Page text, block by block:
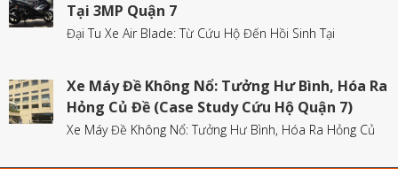
Tại 3MP Quận 7
Đại Tu Xe Air Blade: Từ Cứu Hộ Đến Hồi Sinh Tại
Xe Máy Đề Không Nổ: Tưởng Hư Bình, Hóa Ra
Hỏng Củ Đề (Case Study Cứu Hộ Quận 7)
Xe Máy Đề Không Nổ: Tưởng Hư Bình, Hóa Ra Hỏng Củ